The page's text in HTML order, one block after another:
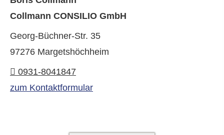
Collmann CONSILIO GmbH
Georg-Büchner-Str. 35
97276 Margetshöchheim
0931-8041847
zum Kontaktformular